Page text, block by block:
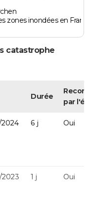
zones inondées en
catastrophe
Durée
par
2024 6 j Oui
2023 1 j Oui